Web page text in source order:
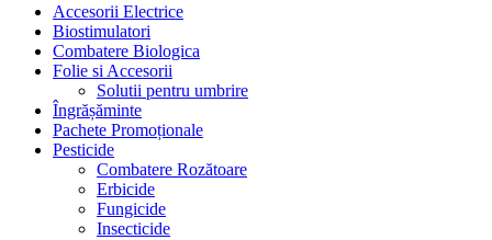
Accesorii Electrice
Biostimulatori
Combatere Biologica
Folie si Accesorii
Solutii pentru umbrire
Îngrășăminte
Pachete Promoționale
Pesticide
Combatere Rozătoare
Erbicide
Fungicide
Insecticide